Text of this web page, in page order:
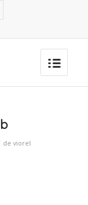
de viorel